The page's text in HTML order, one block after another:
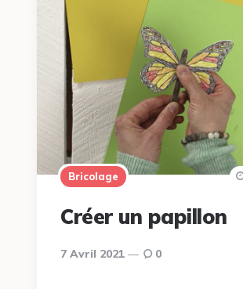
Bricolage
Créer un papillon
7 Avril 2021 0